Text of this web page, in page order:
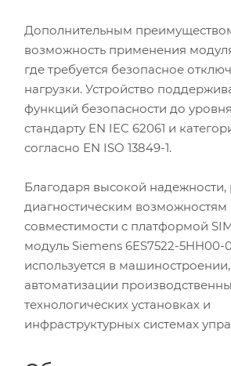
Дополнительным
возможность применения
где требуется безопасное
нагрузки. Устройство
функций безопасности до уровня
стандарту EN IEC 62061 и
согласно EN ISO 13849-1.
Благодаря высокой
диагностическим
совместимости с платформой
модуль Siemens 6ES7522-
используется в машиностроении,
автоматизации
технологических установках и
инфраструктурных системах